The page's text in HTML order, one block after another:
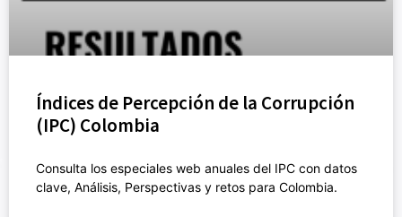
Índices de Percepción de la Corrupción
(IPC) Colombia
Consulta los especiales web anuales del IPC con datos
clave, Análisis, Perspectivas y retos para Colombia.